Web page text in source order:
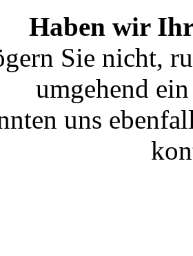
Haben wir Ihr
Sie nicht,
umgehend
uns